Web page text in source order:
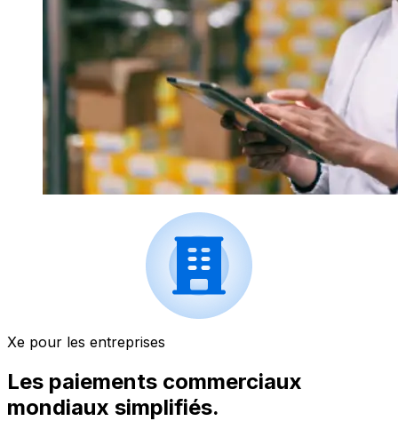
Xe pour les entreprises
Les paiements commerciaux
mondiaux simplifiés.